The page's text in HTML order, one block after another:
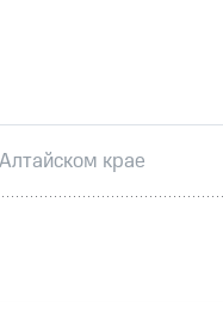
информации
Акционерный
крае